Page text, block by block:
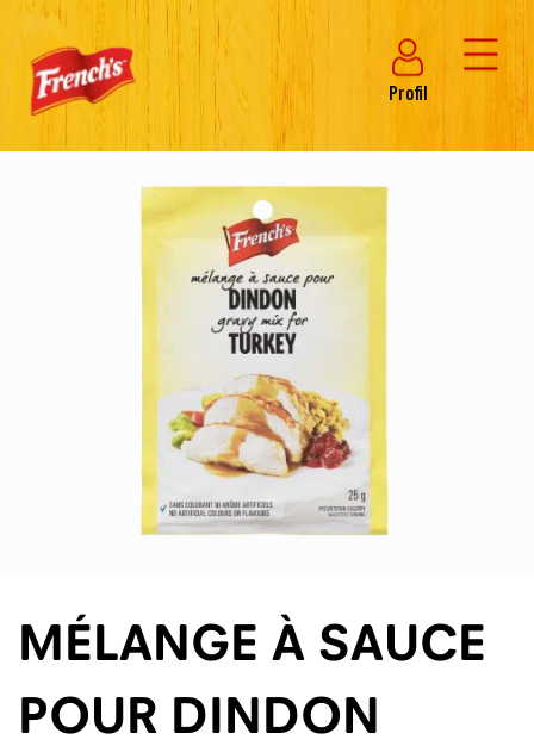
Profil
MÉLANGE À SAUCE
POUR DINDON